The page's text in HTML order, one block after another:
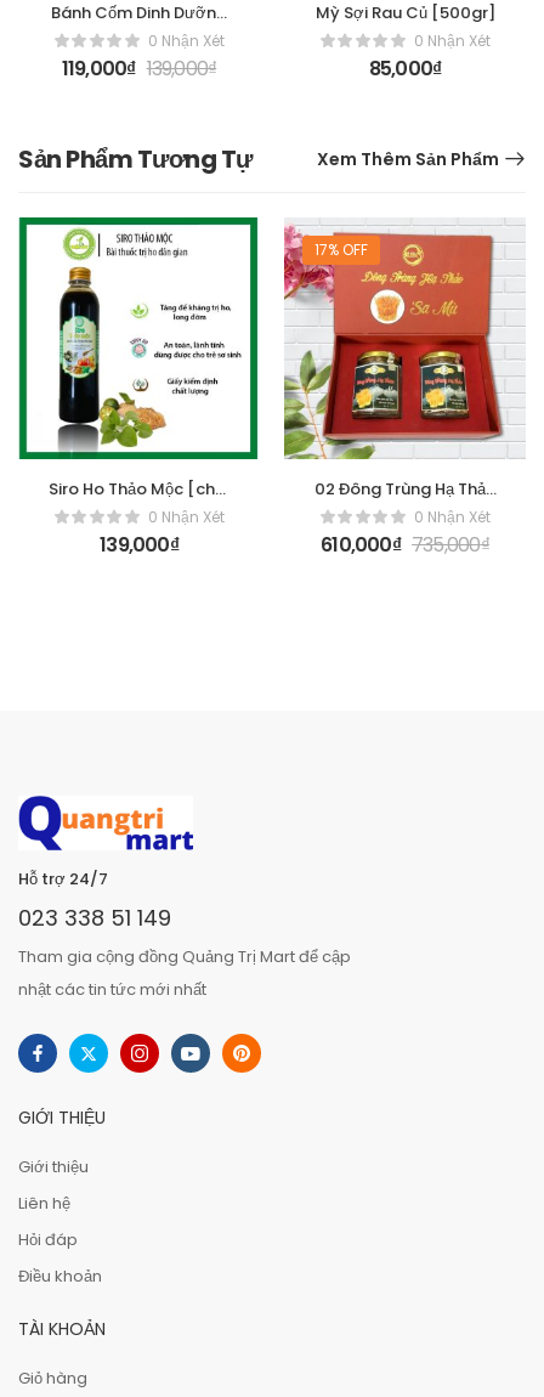
Bánh Cốm Dinh Dưỡng
[400gr]0 Nhận Xét
119,000₫ 139,000₫
Mỳ Sợi Rau Củ [500gr]
0 Nhận Xét
85,000₫
Sản Phẩm Tương Tự Xem Thêm Sản Phẩm
Siro Ho Thảo Mộc [chai
200ml]0 Nhận Xét
139,000₫
17% OFF
02 Đông Trùng Hạ Thảo
(Hộp Đôi)0 Nhận Xét
610,000₫ 735,000₫
Hỗ trợ 24/7
023 338 51 149
Tham gia cộng đồng Quảng Trị Mart để cập
nhật các tin tức mới nhất
GIỚI THIỆU
Giới thiệu
Liên hệ
Hỏi đáp
Điều khoản
TÀI KHOẢN
Giỏ hàng